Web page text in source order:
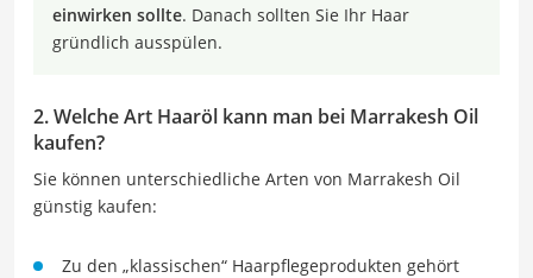
einwirken sollte. Danach sollten Sie Ihr Haar
gründlich ausspülen.
2. Welche Art Haaröl kann man bei Marrakesh Oil
kaufen?
Sie können unterschiedliche Arten von Marrakesh Oil
günstig kaufen:
Zu den „klassischen“ Haarpflegeprodukten gehört